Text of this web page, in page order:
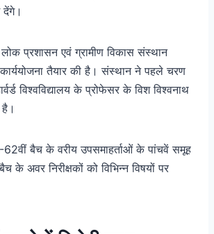
प्रशासन एवं ग्रामीण विकास संस्थान
कार्ययोजना तैयार की है। संस्थान ने पहले चरण
विश्वविद्यालय के प्रोफेसर के विश विश्वनाथ
बैच के वरीय उपसमाहर्ताओं के पांचवें समूह
के अवर निरीक्षकों को विभिन्न विषयों पर